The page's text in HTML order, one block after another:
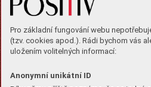
Pro základní fungování webu
(tzv. cookies apod.). Rádi bychom vás
uložením volitelných informací:
Anonymní unikátní ID